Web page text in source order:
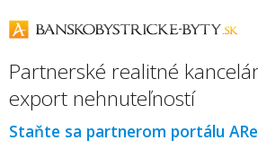
Partnerské realitné
export nehnuteľností
Staňte sa partnerom portálu